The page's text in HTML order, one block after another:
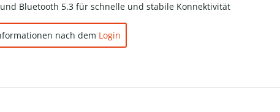
Bluetooth 5.3 für schnelle und stabile Konnektivität
nach dem Login